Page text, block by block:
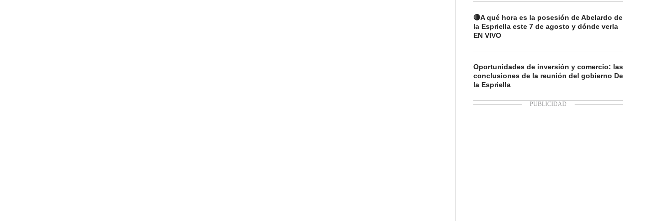
🔴A qué hora es la posesión de Abelardo de
la Espriella este 7 de agosto y dónde verla
EN VIVO
Oportunidades de inversión y comercio: las
conclusiones de la reunión del gobierno De
la Espriella